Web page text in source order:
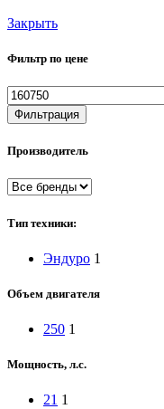
Закрыть
Фильтр по цене
Минимальная
цена
Фильтрация
Производитель
Тип техники:
Эндуро 1
Объем двигателя
250 1
Мощность, л.с.
21 1